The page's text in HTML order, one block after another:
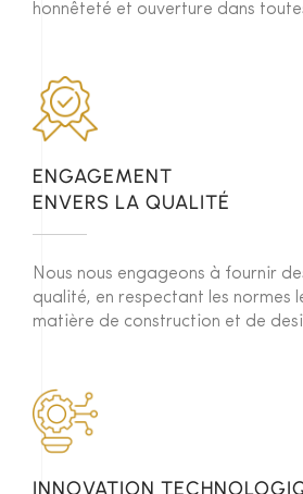
honnêteté et ouverture dans
ENGAGEMENT
ENVERS LA QUALITÉ
Nous nous engageons à fournir
qualité, en respectant les normes
matière de construction et de
INNOVATION